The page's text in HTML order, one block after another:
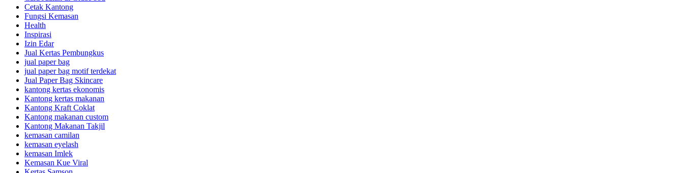
Cetak Kantong
Fungsi Kemasan
Health
Inspirasi
Izin Edar
Jual Kertas Pembungkus
jual paper bag
jual paper bag motif terdekat
Jual Paper Bag Skincare
kantong kertas ekonomis
Kantong kertas makanan
Kantong Kraft Coklat
Kantong makanan custom
Kantong Makanan Takjil
kemasan camilan
kemasan eyelash
kemasan Imlek
Kemasan Kue Viral